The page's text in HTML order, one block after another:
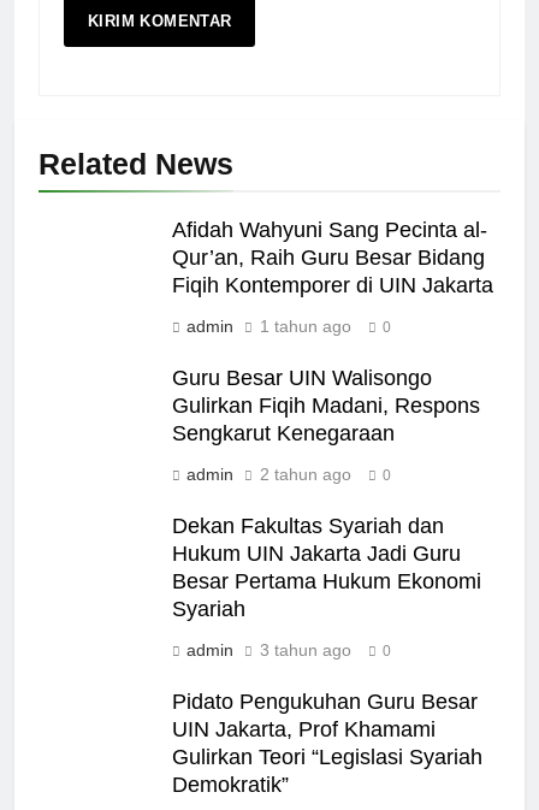
Related News
Afidah Wahyuni Sang Pecinta al-
Qur’an, Raih Guru Besar Bidang
Fiqih Kontemporer di UIN Jakarta
admin 1 tahun ago 0
Guru Besar UIN Walisongo
Gulirkan Fiqih Madani, Respons
Sengkarut Kenegaraan
admin 2 tahun ago 0
Dekan Fakultas Syariah dan
Hukum UIN Jakarta Jadi Guru
Besar Pertama Hukum Ekonomi
Syariah
admin 3 tahun ago 0
Pidato Pengukuhan Guru Besar
UIN Jakarta, Prof Khamami
Gulirkan Teori “Legislasi Syariah
Demokratik”